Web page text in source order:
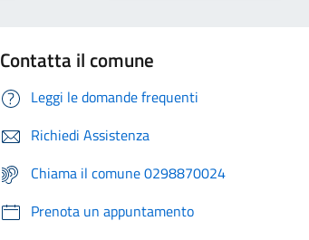
Contatta il comune
Leggi le domande frequenti
Richiedi Assistenza
Chiama il comune 0298870024
Prenota un appuntamento